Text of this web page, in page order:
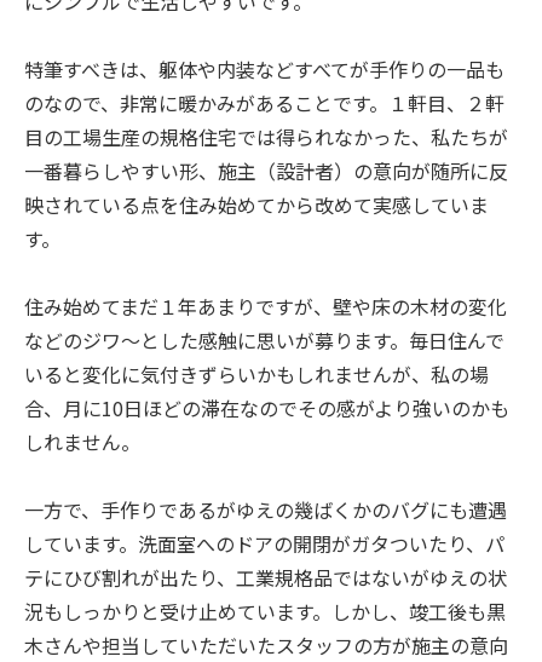
特筆すべきは、躯体や内装などすべてが手作りの一品も
のなので、非常に暖かみがあることです。１軒目、２軒
目の工場生産の規格住宅では得られなかった、私たちが
一番暮らしやすい形、施主（設計者）の意向が随所に反
映されている点を住み始めてから改めて実感していま
す。
住み始めてまだ１年あまりですが、壁や床の木材の変化
などのジワ～とした感触に思いが募ります。毎日住んで
いると変化に気付きずらいかもしれませんが、私の場
合、月に10日ほどの滞在なのでその感がより強いのかも
しれません。
一方で、手作りであるがゆえの幾ばくかのバグにも遭遇
しています。洗面室へのドアの開閉がガタついたり、パ
テにひび割れが出たり、工業規格品ではないがゆえの状
況もしっかりと受け止めています。しかし、竣工後も黒
木さんや担当していただいたスタッフの方が施主の意向